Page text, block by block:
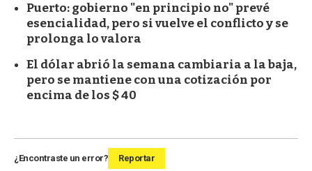
Puerto: gobierno "en principio no" prevé
esencialidad, pero si vuelve el conflicto y se
prolonga lo valora
El dólar abrió la semana cambiaria a la baja,
pero se mantiene con una cotización por
encima de los $ 40
¿Encontraste un error? Reportar